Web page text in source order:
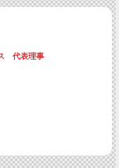
代表理事